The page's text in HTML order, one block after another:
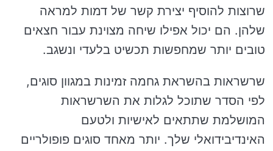
שרוצות להוסיף יצירת קשר של דמות למראה
שלהן. הם יכול אפילו שיחה מצוינת עבור חצאים
טובים יותר שמחפשות תכשיט בלעדי ונשגב.
שרשראות בהשראת גחמה זמינות במגוון סוגים,
לפי הסדר שתוכל לגלות את השרשראות
המושלמת שתתאים לאישיות ולטעם
האינדיבידואלי שלך. יותר מאחד סוגים פופולריים